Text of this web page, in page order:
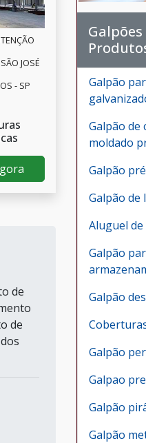
JOSÉ
- SP
de
de
Galpões
Galpão
Galpão de
moldado
Galpão
Galpão de
Aluguel
Galpão
Galpão
Galpão
Galpao
Galpão
Galpão